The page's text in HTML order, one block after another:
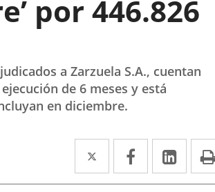
por 446.826
a Zarzuela S.A., cuentan
de 6 meses y está
en diciembre.
Twitter
Enlace
a
Facebook
Enlace
a
a